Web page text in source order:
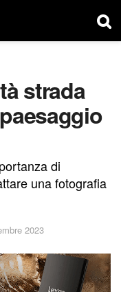
strada
di
una fotografia
2023